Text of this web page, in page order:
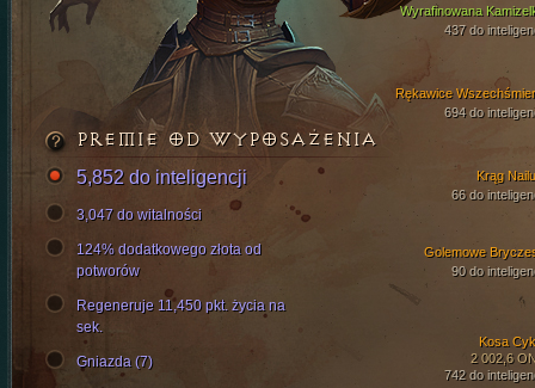
Wyrafinowana
437 do
Rękawice
694 do
Golemowe
90 do
Kosa
2 002,6
742 do
Krąg
66 do
PREMIE OD WYPOSAŻENIA
5,852 do inteligencji
3,047 do witalności
124% dodatkowego złota od
potworów
Regeneruje 11,450 pkt. życia na
sek.
Gniazda (7)